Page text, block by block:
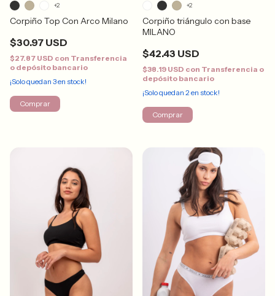
Corpiño Top Con Arco Milano
$30.97 USD
$27.87 USD con Transferencia
o depósito bancario
¡Solo quedan 3en stock!
+2
Comprar
Corpiño triángulo con base
MILANO
$42.43 USD
$38.19 USD con Transferencia o
depósito bancario
¡Solo quedan 2 en stock!
+2
Comprar